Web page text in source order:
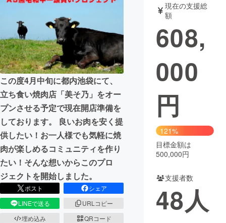
映像・映画 書籍・雑誌
ビジネス・起業 チャレンジ
まちづくり・地域活性化
CAMPFIRE for Social Good CAMPFIRE Creation
CAMPFIREふるさと納税machi-ya コミュニティ
この度4月中旬に都内池袋にて、
立ち食い焼肉店「美そ乃」をオー
プンさせる予定で現在開店準備を
しております。 良いお肉を安く提
供したい！お一人様でも気軽に焼
肉が楽しめるコミュニティを作り
たい！そんな想いからこのプロ
ジェクトを開始しました。
ポスト
シェア
LINEで送る
URLコピー
埋め込み
QRコード
現在の支援総
額
608,
000
円
121%
目標金額は
500,000円
支援者数
48人